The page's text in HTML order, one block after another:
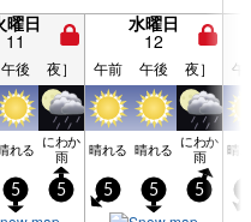
曜日
11
水曜日
12
午後 夜］ 午前 午後 夜］ 午
れる にわか
雨 晴れる 晴れる にわか
雨 晴
5 5 5 5 5